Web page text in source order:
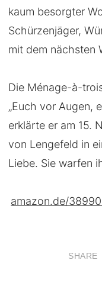
kaum besorgter
Schürzenjäger,
mit dem nächsten
Die Ménage-à-
„Euch vor Augen,
erklärte er am 15.
von Lengefeld in
Liebe. Sie warfen
amazon.de/
SHARE